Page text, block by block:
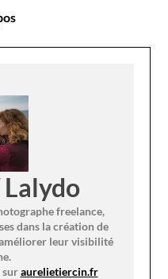
freelance,
dans la création de
leur visibilité
suraurelietiercin.fr